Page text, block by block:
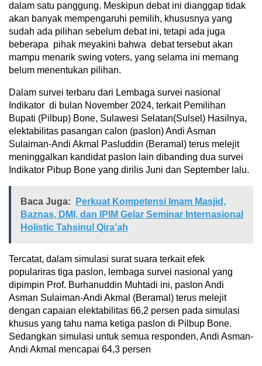
dalam satu panggung. Meskipun debat ini dianggap tidak
akan banyak mempengaruhi pemilih, khususnya yang
sudah ada pilihan sebelum debat ini, tetapi ada juga
beberapa pihak meyakini bahwa debat tersebut akan
mampu menarik swing voters, yang selama ini memang
belum menentukan pilihan.
Dalam survei terbaru dari Lembaga survei nasional
Indikator di bulan November 2024, terkait Pemilihan
Bupati (Pilbup) Bone, Sulawesi Selatan(Sulsel) Hasilnya,
elektabilitas pasangan calon (paslon) Andi Asman
Sulaiman-Andi Akmal Pasluddin (Beramal) terus melejit
meninggalkan kandidat paslon lain dibanding dua survei
Indikator Pibup Bone yang dirilis Juni dan September lalu.
Baca Juga:
Perkuat Kompetensi Imam Masjid,
Baznas, DMI, dan IPIM Gelar Seminar Internasional
Holistic Tahsinul Qira'ah
Tercatat, dalam simulasi surat suara terkait efek
populariras tiga paslon, lembaga survei nasional yang
dipimpin Prof. Burhanuddin Muhtadi ini, paslon Andi
Asman Sulaiman-Andi Akmal (Beramal) terus melejit
dengan capaian elektabilitas 66,2 persen pada simulasi
khusus yang tahu nama ketiga paslon di Pilbup Bone.
Sedangkan simulasi untuk semua responden, Andi Asman-
Andi Akmal mencapai 64,3 persen